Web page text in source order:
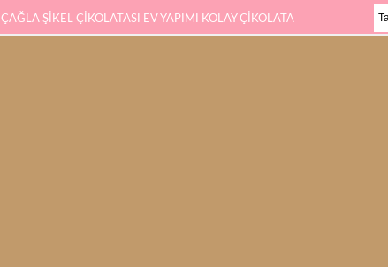
ÇAĞLA ŞİKEL ÇİKOLATASI EV YAPIMI KOLAY ÇİKOLATA